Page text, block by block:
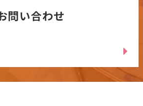
問い合わせ